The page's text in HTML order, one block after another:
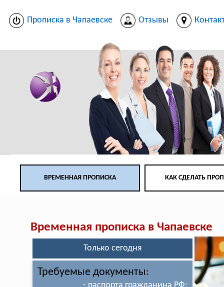
Прописка в Чапаевске Отзывы
ВРЕМЕННАЯ ПРОПИСКА КАК СДЕЛАТЬ
Временная прописка в Чапаевске
Только сегодня
Требуемые документы: